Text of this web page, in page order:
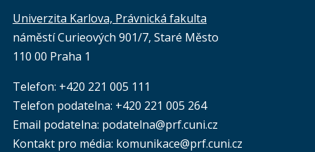
Univerzita Karlova, Právnická fakulta
náměstí Curieových 901/7, Staré Město
110 00 Praha 1
Telefon: +420 221 005 111
Telefon podatelna: +420 221 005 264
Email podatelna: podatelna@prf.cuni.cz
Kontakt pro média: komunikace@prf.cuni.cz